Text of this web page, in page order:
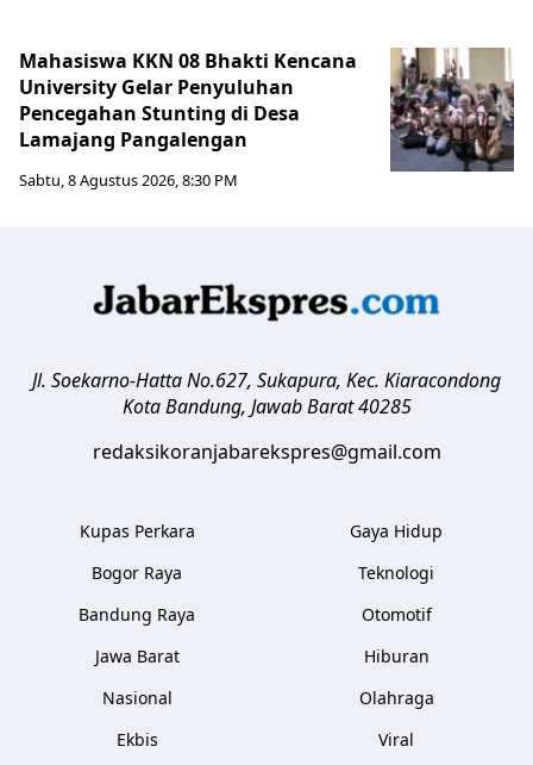
Mahasiswa KKN 08 Bhakti Kencana
University Gelar Penyuluhan
Pencegahan Stunting di Desa
Lamajang Pangalengan
Sabtu, 8 Agustus 2026, 8:30 PM
Jl. Soekarno-Hatta No.627, Sukapura, Kec. Kiaracondong
Kota Bandung, Jawab Barat 40285
redaksikoranjabarekspres@gmail.com
Kupas Perkara
Bogor Raya
Bandung Raya
Jawa Barat
Nasional
Ekbis
Gaya Hidup
Teknologi
Otomotif
Hiburan
Olahraga
Viral